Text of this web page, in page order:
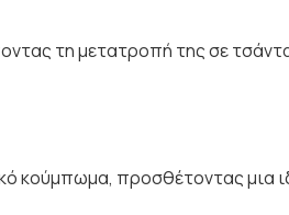
τη μετατροπή της σε
κούμπωμα, προσθέτοντας μια